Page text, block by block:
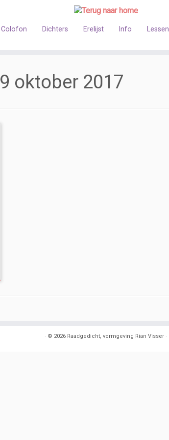
Colofon Dichters Erelijst Info Lessen
9 oktober 2017
· © 2026 Raadgedicht, vormgeving Rian Visser ·